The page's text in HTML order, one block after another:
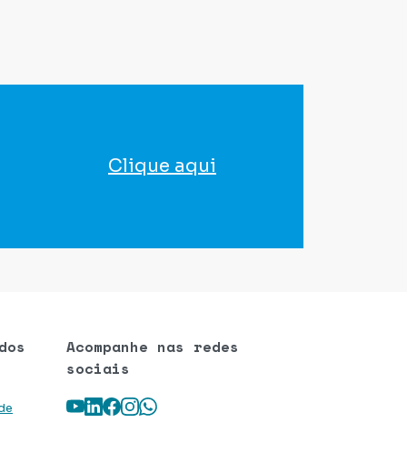
Clique aqui
Acompanhe nas redes
sociais
Youtube
LinkedIn
Facebook
Instagram
WhatsApp